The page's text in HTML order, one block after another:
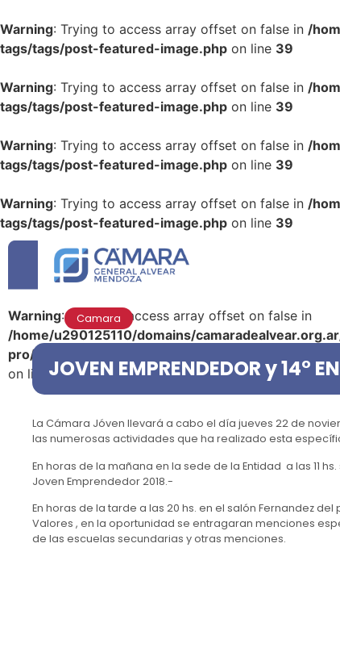
Warning: Trying to access array offset on false in /
tags/tags/post-featured-image.php on line 39
Warning: Trying to access array offset on false in /
tags/tags/post-featured-image.php on line 39
Warning: Trying to access array offset on false in /
tags/tags/post-featured-image.php on line 39
Warning: Trying to access array offset on false in /
tags/tags/post-featured-image.php on line 39
Warning: Trying to access array offset on false in
/home/u290125110/domains/
pro/modules/dynamic-tags/tags/post-featured-
on line 39
Camara
JOVEN EMPRENDEDOR y 14°
La Cámara Jóven llevará a cabo el día jueves 22 de
las numerosas actividades que ha realizado esta
En horas de la mañana en la sede de la Entidad a las 11
Joven Emprendedor 2018.-
En horas de la tarde a las 20 hs. en el salón Fernandez
Valores , en la oportunidad se entragaran menciones
de las escuelas secundarias y otras menciones.